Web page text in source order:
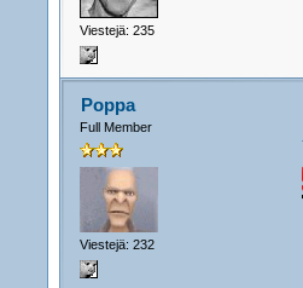
Viestejä: 235
Poppa
Full Member
Viestejä: 232